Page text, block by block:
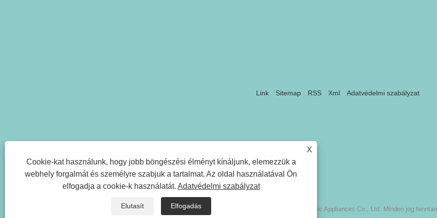
X
Cookie-kat használunk, hogy jobb böngészési élményt kínáljunk, elemezzük a
webhely forgalmát és személyre szabjuk a tartalmat. Az oldal használatával Ön
elfogadja a cookie-k használatát. Adatvédelmi szabályzat
Elutasít Elfogadás
Link Sitemap RSS Xml Adatvédelmi szabályzat
Copyright © 2026 Ningbo Basy Electric Appliances Co., Ltd. Minden jog